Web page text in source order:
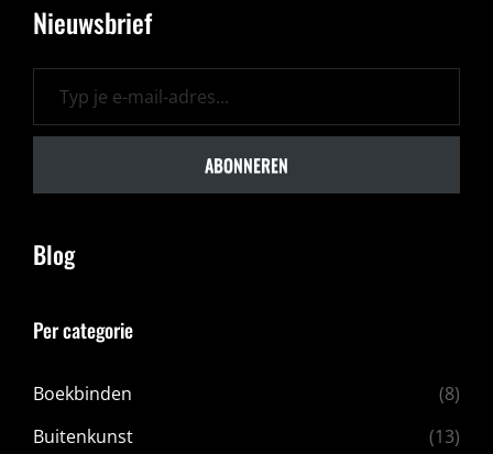
Nieuwsbrief
Typ je e-mail-adres...
ABONNEREN
Blog
Per categorie
Boekbinden
(8)
Buitenkunst
(13)